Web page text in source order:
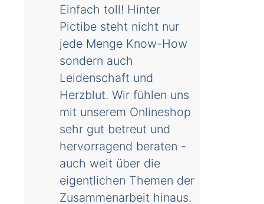
Einfach toll! Hinter
Pictibe steht nicht nur
jede Menge Know-How
sondern auch
Leidenschaft und
Herzblut. Wir fühlen uns
mit unserem Onlineshop
sehr gut betreut und
hervorragend beraten -
auch weit über die
eigentlichen Themen der
Zusammenarbeit hinaus.